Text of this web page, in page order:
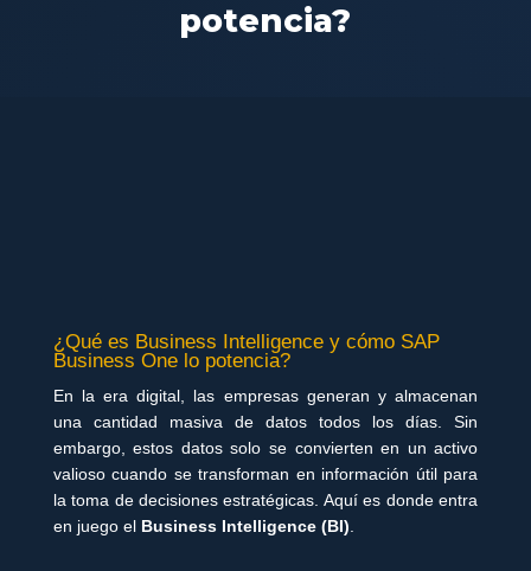
potencia?
¿Qué es Business Intelligence y cómo SAP
Business One lo potencia?
En la era digital, las empresas generan y almacenan
una cantidad masiva de datos todos los días. Sin
embargo, estos datos solo se convierten en un activo
valioso cuando se transforman en información útil para
la toma de decisiones estratégicas. Aquí es donde entra
en juego el Business Intelligence (BI)